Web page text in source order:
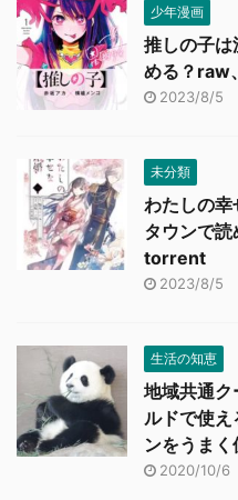
少年漫画
推しの子は
める？
2023/8/5
未分類
わたしの幸
タウンで
torrent
2023/8/5
生活の知恵
地域共通ク
ルドで使
ンをうま
2020/10/6